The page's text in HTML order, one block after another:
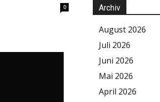
0 Archiv
August 2026
Juli 2026
Juni 2026
Mai 2026
April 2026